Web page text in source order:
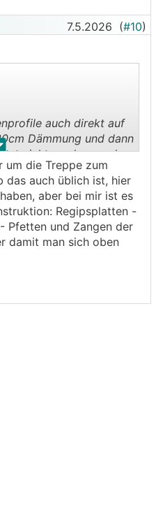
7.5.2026 (#10)
.
auch direkt auf
Dämmung und dann
nichts mehr von den
einfach die falsche
an du hast eine
aus als wäre es auf
das Holz sich
nach unten. Oder
um die Treppe zum
das auch üblich ist, hier
aber bei mir ist es
Regipsplatten -
Pfetten und Zangen der
damit man sich oben